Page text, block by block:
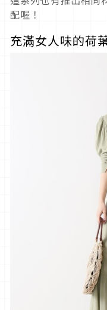
配喔！
充滿女人味的荷